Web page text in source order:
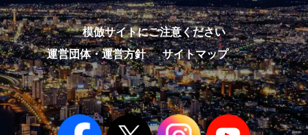
模倣サイトにご注意ください
運営団体・運営方針
サイトマップ